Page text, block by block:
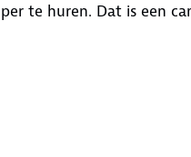
te huren. Dat is een